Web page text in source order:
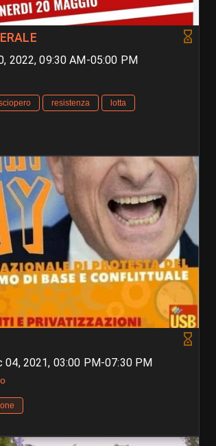
2022, 09:30 AM-05:00 PM
resistenza lotta
04, 2021, 03:00 PM-07:30 PM